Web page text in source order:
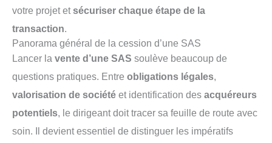
votre projet etsécuriser chaque étape de la
transaction.
Panorama général de la cession d’une SAS
Lancer la vente d’une SAS soulève beaucoup de
questions pratiques. Entre obligations légales,
valorisation de société et identification des acquéreurs
potentiels, le dirigeant doit tracer sa feuille de route avec
soin. Il devient essentiel de distinguer les impératifs